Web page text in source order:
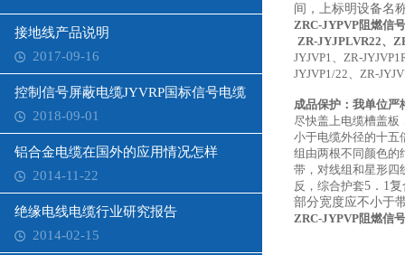
接地线产品说明
2017-09-16
控制信号屏蔽电缆JYVRP国标信号电缆
2018-09-01
铝合金电缆在国外的应用情况怎样
2014-11-22
绝缘电线电缆行业研究报告
2014-02-15
间，上标明设备名
ZRC-JYPVP阻燃信
ZR-JYJPLVR22、
JYJVP1、ZR-
JYJVP1/22、ZR-
成品保护：我单位严
尽快盖上电缆槽盖板
小于电缆外径的十五
组由两根不同颜色的
带，对线组和星形四
反，综合护套5．1
部分宽度应不小于
ZRC-JYPVP阻燃信